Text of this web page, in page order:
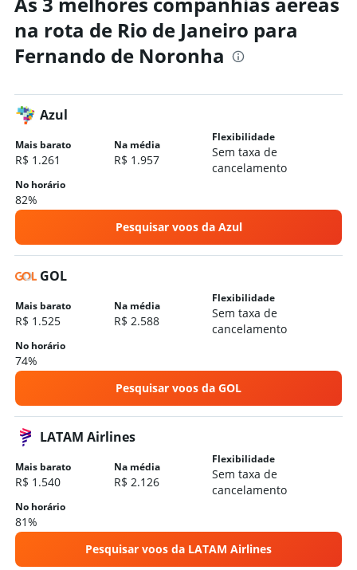
Hotéis em Fernando de Noronha
Hotéis em Porto de Galinhas
Hotéis em Recife
Hotéis em Tamandaré
Hotéis em Cabo De Santo Agostinho
Hotéis em Caruaru
Hotéis em Gravatá
Hotéis em Petrolina
Hotéis em Olinda
na rota de Rio de Janeiro para
Fernando de Noronha
Azul
Mais barato
R$ 1.261
Na média
R$ 1.957
Flexibilidade
Sem taxa de
cancelamento
No horário
82%
Pesquisar voos da Azul
GOL
Mais barato
R$ 1.525
Na média
R$ 2.588
Flexibilidade
Sem taxa de
cancelamento
No horário
74%
Pesquisar voos da GOL
LATAM Airlines
Mais barato
R$ 1.540
Na média
R$ 2.126
Flexibilidade
Sem taxa de
cancelamento
No horário
81%
Pesquisar voos da LATAM Airlines